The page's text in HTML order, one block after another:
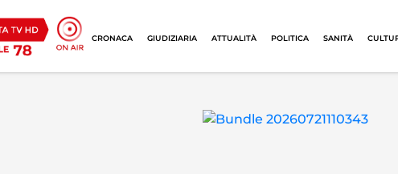
CRONACA GIUDIZIARIA ATTUALITÀ POLITICA SANITÀ